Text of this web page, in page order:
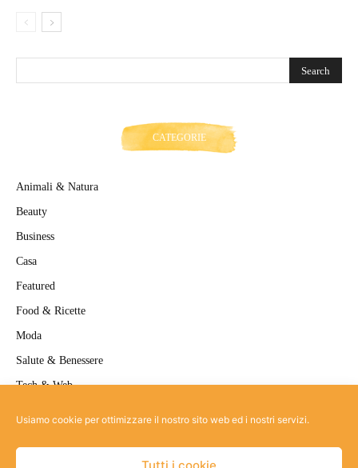
Usiamo cookie per ottimizzare il nostro sito web ed i nostri servizi.
Tutti i cookie
CATEGORIE
Animali & Natura
Beauty
Business
Casa
Featured
Food & Ricette
Moda
Salute & Benessere
Tech & Web